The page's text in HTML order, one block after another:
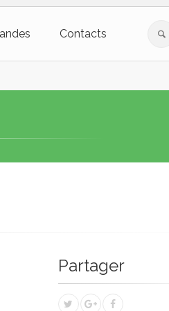
Contacts
Partager